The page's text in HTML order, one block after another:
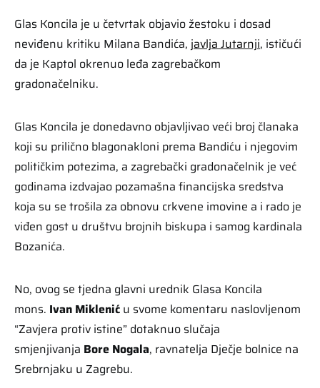
Glas Koncila je u četvrtak objavio žestoku i dosad
neviđenu kritiku Milana Bandića, javlja Jutarnji, ističući
da je Kaptol okrenuo leđa zagrebačkom
gradonačelniku.
Glas Koncila je donedavno objavljivao veći broj članaka
koji su prilično blagonakloni prema Bandiću i njegovim
političkim potezima, a zagrebački gradonačelnik je već
godinama izdvajao pozamašna financijska sredstva
koja su se trošila za obnovu crkvene imovine a i rado je
viđen gost u društvu brojnih biskupa i samog kardinala
Bozanića.
No, ovog se tjedna glavni urednik Glasa Koncila
mons. Ivan Miklenić u svome komentaru naslovljenom
“Zavjera protiv istine” dotaknuo slučaja
smjenjivanja Bore Nogala, ravnatelja Dječje bolnice na
Srebrnjaku u Zagrebu.